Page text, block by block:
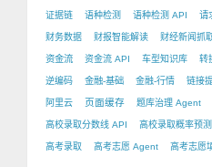
证据链 语种检测 语种检测 API 请
财务数据 财报智能解读 财经新闻抓
资金流 资金流 API 车型知识库 转
逆编码 金融-基础 金融-行情 链接
阿里云 页面缓存 题库治理 Agent
高校录取分数线 API 高校录取概率预
高考录取 高考志愿 Agent 高考志愿